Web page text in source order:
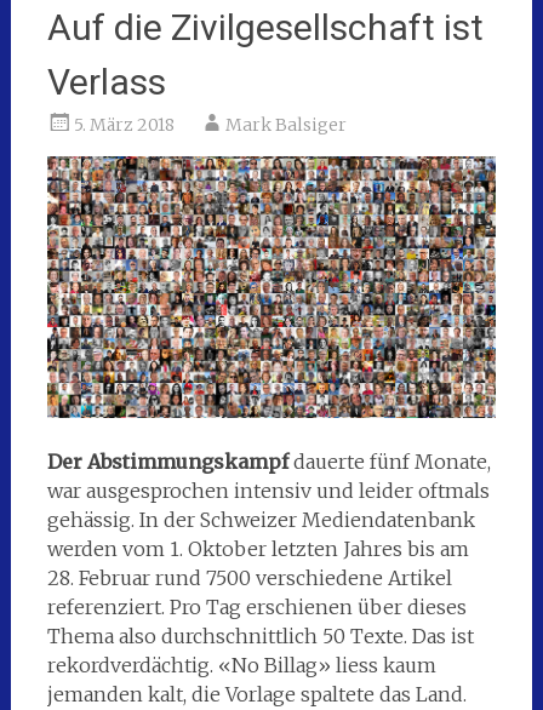
Auf die Zivilgesellschaft ist
Verlass
5. März 2018 Mark Balsiger
Der Abstimmungskampfdauerte fünf Monate,
war ausgesprochen intensiv und leider oftmals
gehässig. In der Schweizer Mediendatenbank
werden vom 1. Oktober letzten Jahres bis am
28. Februar rund 7500 verschiedene Artikel
referenziert. Pro Tag erschienen über dieses
Thema also durchschnittlich 50 Texte. Das ist
rekordverdächtig. «No Billag» liess kaum
jemanden kalt, die Vorlage spaltete das Land.